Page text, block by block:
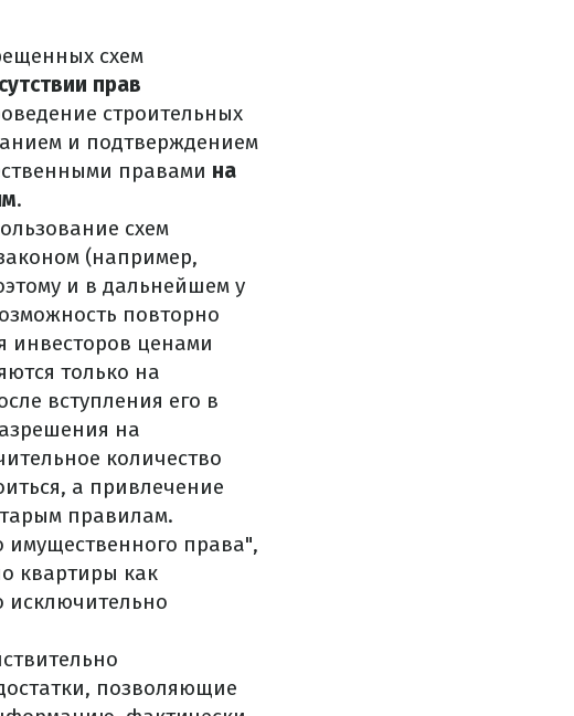
схем
прав
строительных
и подтверждением
правами на
.
схем
(например,
и в дальнейшем у
повторно
инвесторов ценами
только на
вступления его в
на
количество
а привлечение
правилам.
имущественного права",
квартиры как
исключительно
позволяющие